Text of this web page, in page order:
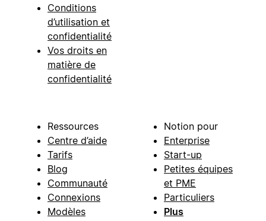
Conditions
d’utilisation et
confidentialité
Vos droits en
matière de
confidentialité
Ressources
Centre d’aide
Tarifs
Blog
Communauté
Connexions
Modèles
Notion pour
Enterprise
Start-up
Petites équipes
et PME
Particuliers
Plus